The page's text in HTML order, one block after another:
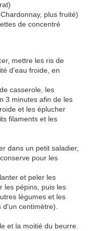
plus fruité)
de concentré
mettre les ris de
d'eau froide, en
casserole, les
3 minutes afin de les
et les éplucher
filaments et les
dans un petit saladier,
pour les
et peler les
les pépins, puis les
légumes et les
centimètre).
et la moitié du beurre.